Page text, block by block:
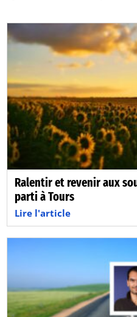
Ralentir et revenir aux
parti à Tours
Lire l'article